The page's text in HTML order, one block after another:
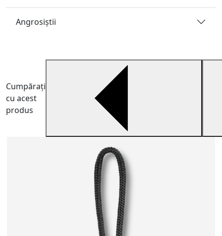
Angrosiştii
Cumpărați
cu acest
produs